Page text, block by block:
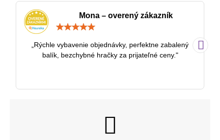
Mona – overený zákazník
5
„Rýchle vybavenie objednávky, perfektne zabalený
balík, bezchybné hračky za prijateľné ceny."